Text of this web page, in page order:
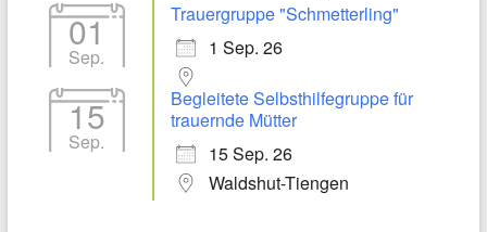
01
Sep.
Trauergruppe "Schmetterling"
1 Sep. 26
15
Sep.
Begleitete Selbsthilfegruppe für
trauernde Mütter
15 Sep. 26
Waldshut-Tiengen